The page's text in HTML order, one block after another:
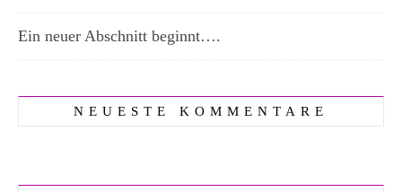
Ein neuer Abschnitt beginnt….
NEUESTE KOMMENTARE